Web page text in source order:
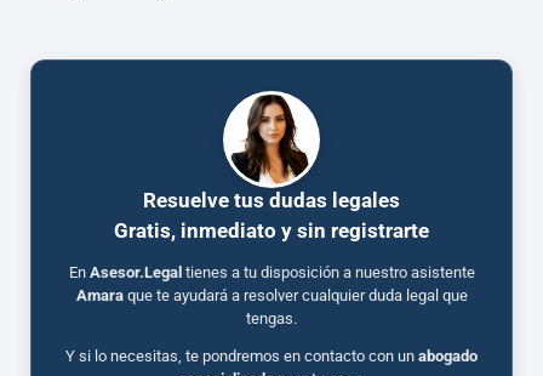
Resuelve tus dudas legales
Gratis, inmediato y sin registrarte
En Asesor.Legal tienes a tu disposición a nuestro asistente
Amaraque te ayudará a resolver cualquier duda legal que
tengas.
Y si lo necesitas, te pondremos en contacto con un abogado